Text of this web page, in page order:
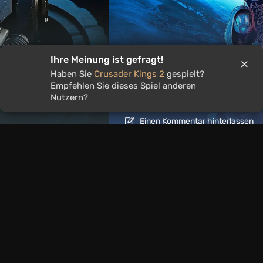
beliebt
Artikel 17 Stunden zurück
Ist es lohnenswert, die
spielen?
Einen Kommentar hinterlassen
Ihre Meinung ist gefragt!
Haben Sie Crusader Kings 2 gespielt?
Empfehlen Sie dieses Spiel anderen
Nutzern?